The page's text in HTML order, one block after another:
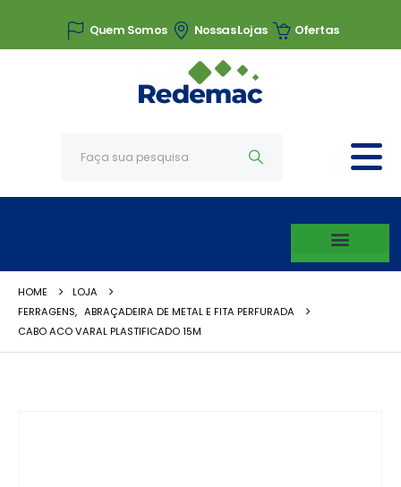
Quem Somos Nossas Lojas Ofertas
HOME
LOJA
FERRAGENS, ABRAÇADEIRA DE METAL E FITA PERFURADA
CABO ACO VARAL PLASTIFICADO 15M